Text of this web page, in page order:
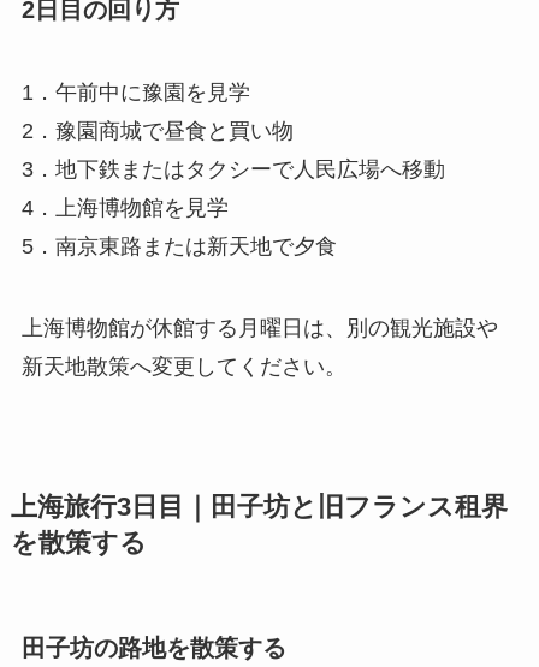
2日目の回り方
1．午前中に豫園を見学
2．豫園商城で昼食と買い物
3．地下鉄またはタクシーで人民広場へ移動
4．上海博物館を見学
5．南京東路または新天地で夕食
上海博物館が休館する月曜日は、別の観光施設や
新天地散策へ変更してください。
上海旅行3日目｜田子坊と旧フランス租界
を散策する
田子坊の路地を散策する